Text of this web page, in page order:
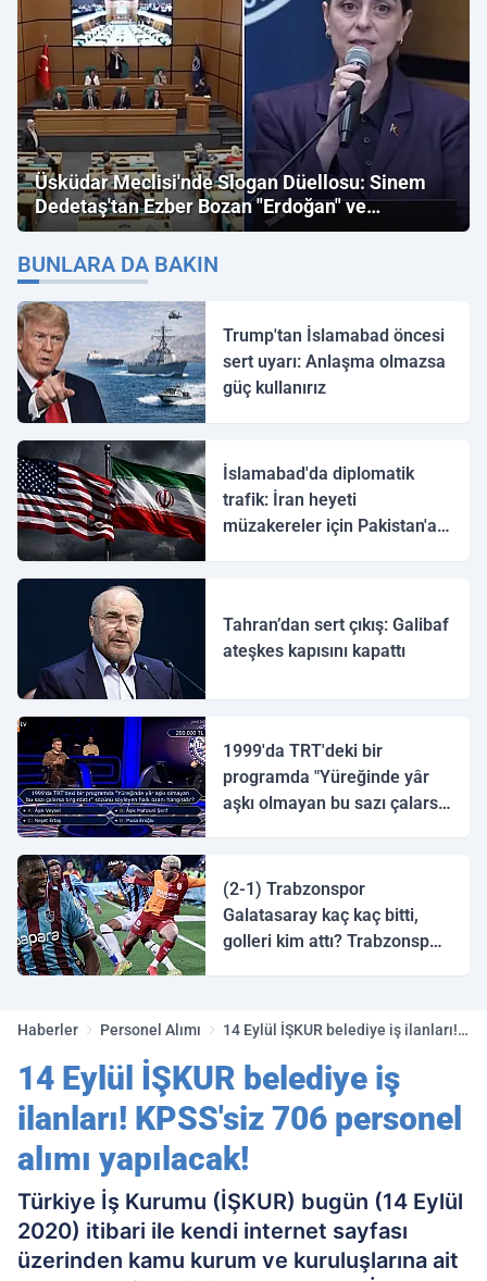
Üsküdar Meclisi'nde Slogan Düellosu: Sinem
Dedetaş'tan Ezber Bozan "Erdoğan" ve
"İmamoğlu" Çıkışı!
BUNLARA DA BAKIN
Trump'tan İslamabad öncesi
sert uyarı: Anlaşma olmazsa
güç kullanırız
İslamabad'da diplomatik
trafik: İran heyeti
müzakereler için Pakistan'a
Tahran’dan sert çıkış: Galibaf
ateşkes kapısını kapattı
1999'da TRT'deki bir
programda "Yüreğinde yâr
aşkı olmayan bu sazı çalarsa
(2-1) Trabzonspor
Galatasaray kaç kaç bitti,
golleri kim attı? Trabzonspor
Haberler Personel Alımı
14 Eylül İŞKUR belediye iş ilanları!
yapılacak!
14 Eylül İŞKUR belediye iş
ilanları! KPSS'siz 706 personel
alımı yapılacak!
Türkiye İş Kurumu (İŞKUR) bugün (14 Eylül
2020) itibari ile kendi internet sayfası
üzerinden kamu kurum ve kuruluşlarına ait